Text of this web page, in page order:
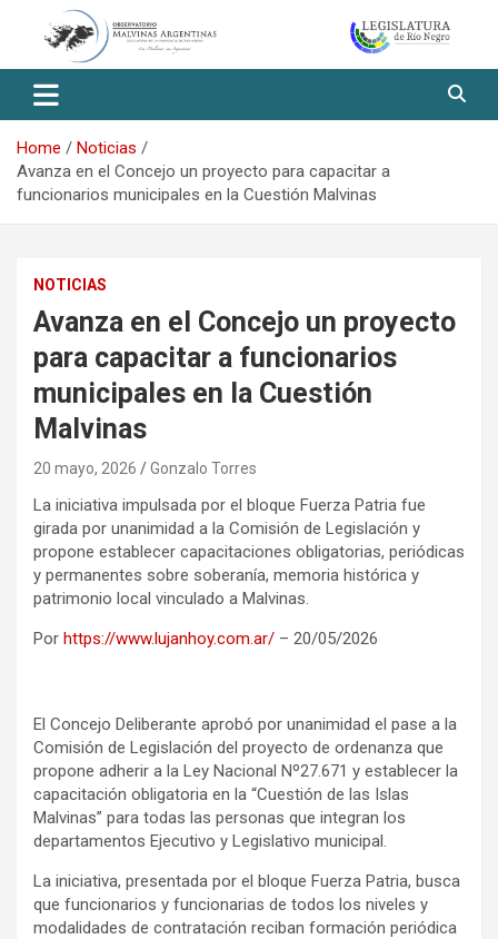
Observatorio Malvinas – Río
Negro
Home
Noticias
Avanza en el Concejo un proyecto para capacitar a
funcionarios municipales en la Cuestión Malvinas
NOTICIAS
Avanza en el Concejo un proyecto
para capacitar a funcionarios
municipales en la Cuestión
Malvinas
20 mayo, 2026 Gonzalo Torres
La iniciativa impulsada por el bloque Fuerza Patria fue
girada por unanimidad a la Comisión de Legislación y
propone establecer capacitaciones obligatorias, periódicas
y permanentes sobre soberanía, memoria histórica y
patrimonio local vinculado a Malvinas.
Por https://www.lujanhoy.com.ar/ – 20/05/2026
El Concejo Deliberante aprobó por unanimidad el pase a la
Comisión de Legislación del proyecto de ordenanza que
propone adherir a la Ley Nacional Nº27.671 y establecer la
capacitación obligatoria en la “Cuestión de las Islas
Malvinas” para todas las personas que integran los
departamentos Ejecutivo y Legislativo municipal.
La iniciativa, presentada por el bloque Fuerza Patria, busca
que funcionarios y funcionarias de todos los niveles y
modalidades de contratación reciban formación periódica